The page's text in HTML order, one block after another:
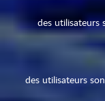
des utilisateurs
des utilisateurs